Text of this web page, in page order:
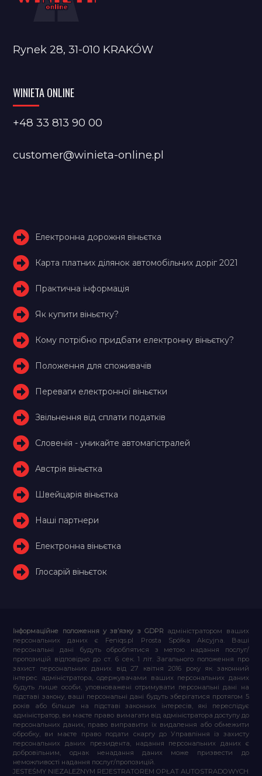
Rynek 28, 31-010 KRAKÓW
WINIETA ONLINE
+48 33 813 90 00
customer@winieta-online.pl
Електронна дорожня віньєтка
Карта платних ділянок автомобільних доріг 2021
Практична інформація
Як купити віньєтку?
Кому потрібно придбати електронну віньєтку?
Положення для споживачів
Переваги електронної віньєтки
Звільнення від сплати податків
Словенія - уникайте автомагістралей
Австрія віньєтка
Швейцарія віньєтка
Наші партнери
Електронна віньєтка
Глосарій віньєток
Інформаційне положення у зв’язку з GDPR адміністратором ваших
персональних даних є Feniqs.pl Prosta Spółka Akcyjna. Ваші
персональні дані будуть оброблятися з метою надання послуг/
пропозицій відповідно до ст. 6 сек. 1 літ. Загального положення про
захист персональних даних від 27 квітня 2016 року як законний
інтерес адміністратора, одержувачами ваших персональних даних
будуть лише особи, уповноважені отримувати персональні дані на
підставі закону, ваші персональні дані будуть зберігатися протягом 5
років або більше на підставі законних інтересів, які переслідує
адміністратор, ви маєте право вимагати від адміністратора доступу до
персональних даних, право виправити їх видалення або обмежити
обробку, ви маєте право подати скаргу до Управління із захисту
персональних даних президента, надання персональних даних є
добровільним, однак ненадання даних може призвести до
неможливості надання послуг/пропозицій.
JESTEŚMY NIEZALEŻNYM REJESTRATOREM OPŁAT AUTOSTRADOWYCH